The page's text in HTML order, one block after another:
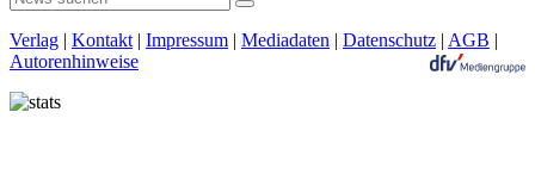
Verlag | Kontakt | Impressum | Mediadaten | Datenschutz | AGB |
Autorenhinweise